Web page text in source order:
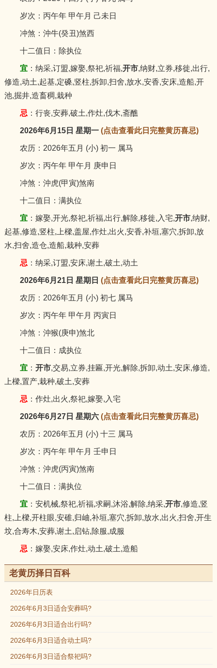
岁次：丙午年 甲午月 己未日
冲煞：沖牛(癸丑)煞西
十二值日：除执位
宜：纳采,订盟,嫁娶,祭祀,祈福,开市,纳财,立券,移徙,出行,
修造,动土,起基,定磉,竖柱,拆卸,扫舍,放水,安香,安床,造船,开
池,掘井,造畜稠,栽种
忌 ：行丧,安葬,破土,作灶,伐木,斋醮
2026年6月15日 星期一 (点击查看此日完整黄历喜忌)
农历：2026年五月 (小) 初一 属马
岁次：丙午年 甲午月 庚申日
冲煞：沖虎(甲寅)煞南
十二值日：满执位
宜：嫁娶,开光,祭祀,祈福,出行,解除,移徙,入宅,开市,纳财,
起基,修造,竖柱,上樑,盖屋,作灶,出火,安香,补垣,塞穴,拆卸,放
水,扫舍,造仓,造船,栽种,安葬
忌 ：纳采,订盟,安床,谢土,破土,动土
2026年6月21日 星期日 (点击查看此日完整黄历喜忌)
农历：2026年五月 (小) 初七 属马
岁次：丙午年 甲午月 丙寅日
冲煞：沖猴(庚申)煞北
十二值日：成执位
宜： 开市,交易,立券,挂匾,开光,解除,拆卸,动土,安床,修造,
上樑,置产,栽种,破土,安葬
忌 ：作灶,出火,祭祀,嫁娶,入宅
2026年6月27日 星期六 (点击查看此日完整黄历喜忌)
农历：2026年五月 (小) 十三 属马
岁次：丙午年 甲午月 壬申日
冲煞：沖虎(丙寅)煞南
十二值日：满执位
宜：安机械,祭祀,祈福,求嗣,沐浴,解除,纳采,开市,修造,竖
柱,上樑,开柱眼,安碓,归岫,补垣,塞穴,拆卸,放水,出火,扫舍,开生
坟,合寿木,安葬,谢土,启钻,除服,成服
忌 ：嫁娶,安床,作灶,动土,破土,造船
老黄历择日百科
2026年日历表
2026年6月3日适合安葬吗?
2026年6月3日适合出行吗?
2026年6月3日适合动土吗?
2026年6月3日适合祭祀吗?